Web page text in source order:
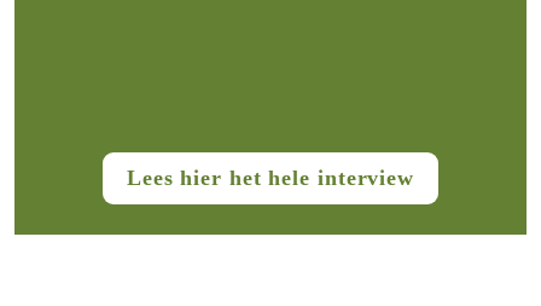
Lees hier het hele interview